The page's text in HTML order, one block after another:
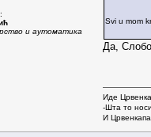
и аутоматика
Svi u mom
Да,
Иде
-Шта то
И